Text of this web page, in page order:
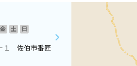
金 土
日
１ 佐伯市番匠